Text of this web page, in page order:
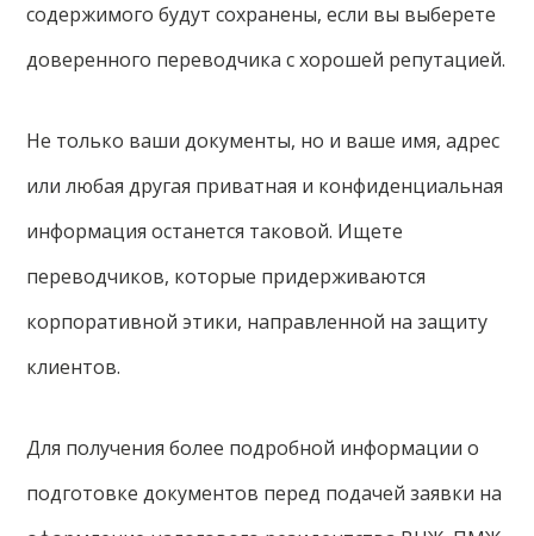
содержимого будут сохранены, если вы выберете
доверенного переводчика с хорошей репутацией.
Не только ваши документы, но и ваше имя, адрес
или любая другая приватная и конфиденциальная
информация останется таковой. Ищете
переводчиков, которые придерживаются
корпоративной этики, направленной ​​на защиту
клиентов.
Для получения более подробной информации о
подготовке документов перед подачей заявки на